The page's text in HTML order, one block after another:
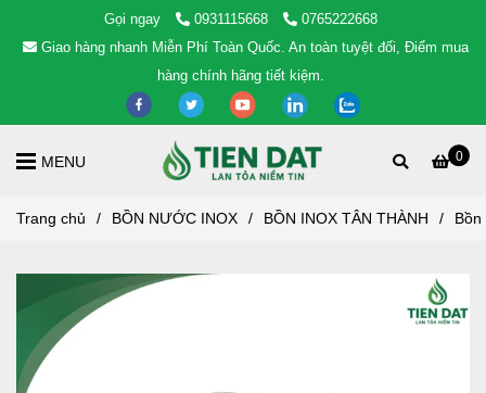
Gọi ngay 0931115668
0765222668
Giao hàng nhanh Miễn Phí Toàn Quốc. An toàn tuyệt đối, Điểm mua
hàng chính hãng tiết kiệm.
0
MENU
Trang chủ / BỒN NƯỚC INOX / BỒN INOX TÂN THÀNH /